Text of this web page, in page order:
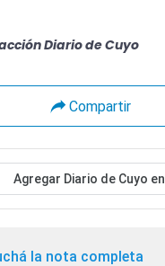
Diario de Cuyo
Compartir
Agregar Diario de Cuyo en
la nota completa